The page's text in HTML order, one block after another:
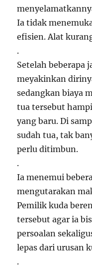
Ia tidak
efisien. Alat
.
Setelah beberapa
meyakinkan
sedangkan biaya
tua tersebut
yang baru. Di
sudah tua, tak
perlu ditimbun.
.
Ia menemui
mengutarakan
Pemilik kuda
tersebut agar ia
persoalan
lepas dari urusan
.